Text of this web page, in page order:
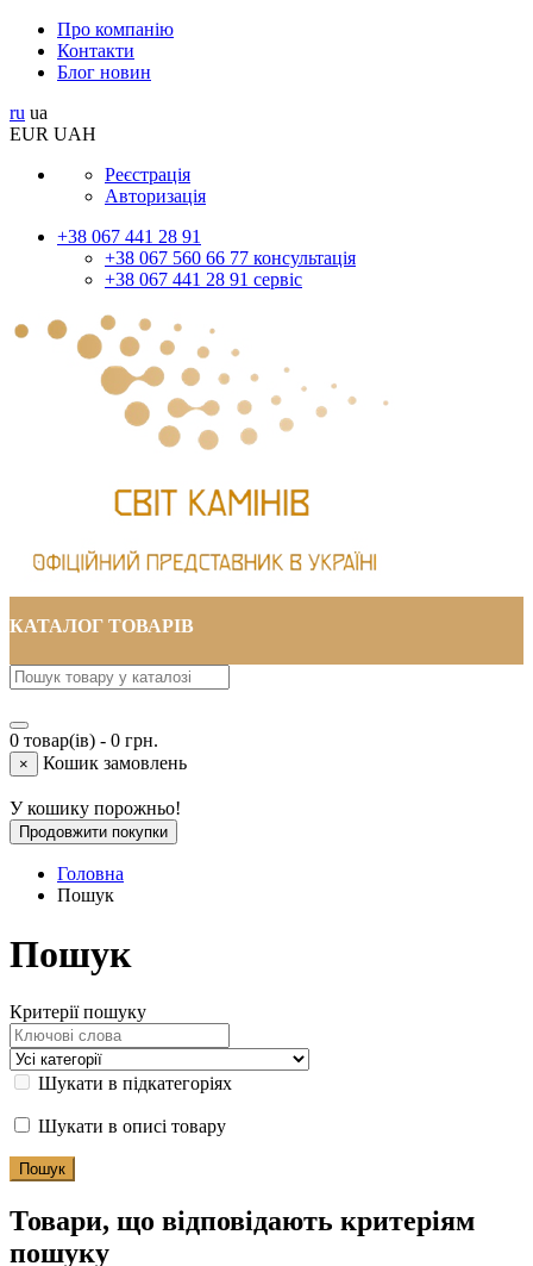
Про компанію
Контакти
Блог новин
ru ua
EUR UAH
Реєстрація
Авторизація
+38 067 441 28 91
+38 067 560 66 77 консультація
+38 067 441 28 91 сервіс
КАТАЛОГ ТОВАРІВ
0 товар(ів) - 0 грн.
× Кошик замовлень
У кошику порожньо!
Продовжити покупки
Головна
Пошук
Пошук
Критерії пошуку
Шукати в підкатегоріях
Шукати в описі товару
Товари, що відповідають критеріям
пошуку